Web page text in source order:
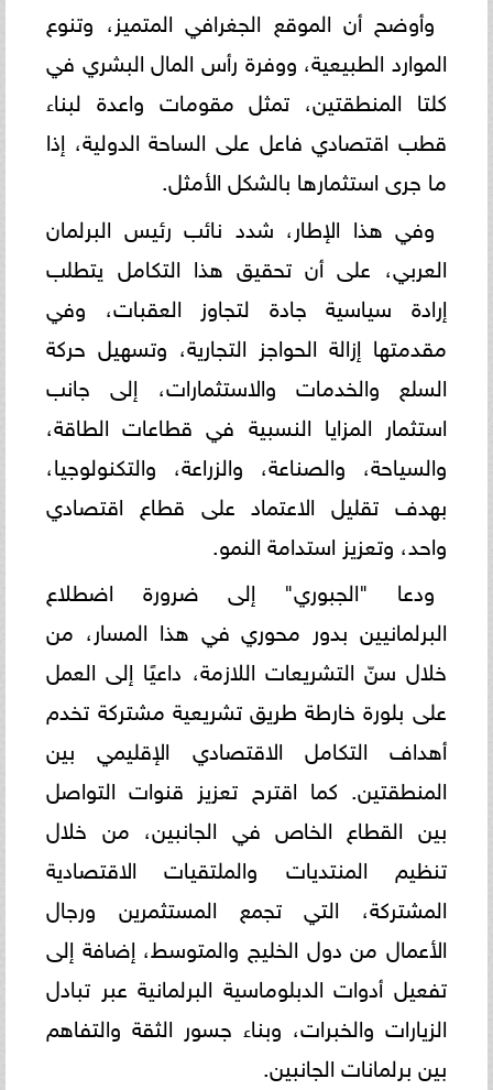
وأوضح أن الموقع الجغرافي المتميز، وتنوع
الموارد الطبيعية، ووفرة رأس المال البشري في
كلتا المنطقتين، تمثل مقومات واعدة لبناء
قطب اقتصادي فاعل على الساحة الدولية، إذا
ما جرى استثمارها بالشكل الأمثل.
وفي هذا الإطار، شدد نائب رئيس البرلمان
العربي، على أن تحقيق هذا التكامل يتطلب
إرادة سياسية جادة لتجاوز العقبات، وفي
مقدمتها إزالة الحواجز التجارية، وتسهيل حركة
السلع والخدمات والاستثمارات، إلى جانب
استثمار المزايا النسبية في قطاعات الطاقة،
والسياحة، والصناعة، والزراعة، والتكنولوجيا،
بهدف تقليل الاعتماد على قطاع اقتصادي
واحد، وتعزيز استدامة النمو.
ودعا "الجبوري" إلى ضرورة اضطلاع
البرلمانيين بدور محوري في هذا المسار، من
خلال سنّ التشريعات اللازمة، داعيًا إلى العمل
على بلورة خارطة طريق تشريعية مشتركة تخدم
أهداف التكامل الاقتصادي الإقليمي بين
المنطقتين. كما اقترح تعزيز قنوات التواصل
بين القطاع الخاص في الجانبين، من خلال
تنظيم المنتديات والملتقيات الاقتصادية
المشتركة، التي تجمع المستثمرين ورجال
الأعمال من دول الخليج والمتوسط، إضافة إلى
تفعيل أدوات الدبلوماسية البرلمانية عبر تبادل
الزيارات والخبرات، وبناء جسور الثقة والتفاهم
بين برلمانات الجانبين.